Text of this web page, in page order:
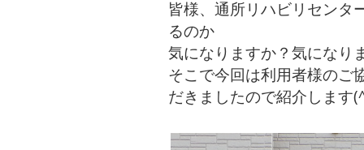
皆様、通所リハビリセンタ
るのか
気になりますか？気になり
そこで今回は利用者様のご
だきましたので紹介します